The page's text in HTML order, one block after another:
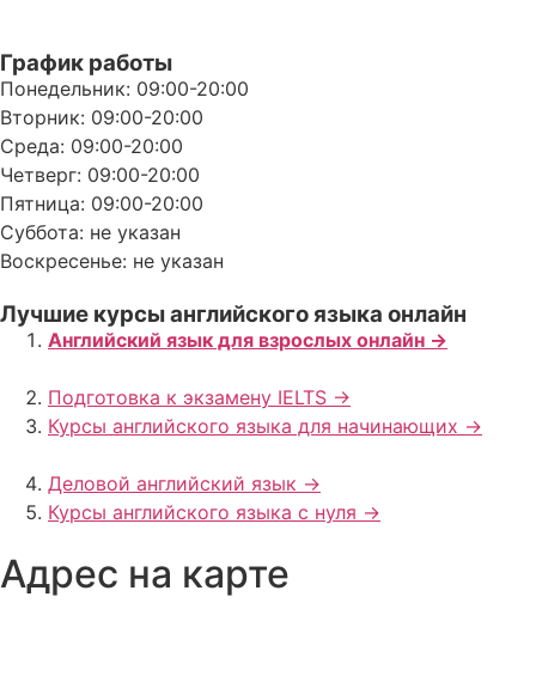
График работы
Понедельник: 09:00-20:00
Вторник: 09:00-20:00
Среда: 09:00-20:00
Четверг: 09:00-20:00
Пятница: 09:00-20:00
Суббота: не указан
Воскресенье: не указан
Лучшие курсы английского языка онлайн
Английский язык для взрослых онлайн ->
Подготовка к экзамену IELTS ->
Курсы английского языка для начинающих ->
Деловой английский язык ->
Курсы английского языка с нуля ->
Адрес на карте